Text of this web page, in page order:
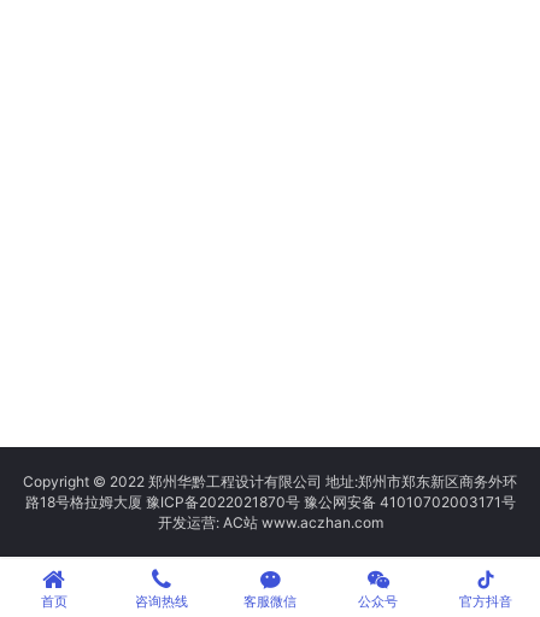
Copyright © 2022 郑州华黔工程设计有限公司 地址:郑州市郑东新区商务外环
路18号格拉姆大厦 豫ICP备2022021870号 豫公网安备 41010702003171号
开发运营: AC站 www.aczhan.com
首页 咨询热线 客服微信 公众号
tiktok
官方抖音